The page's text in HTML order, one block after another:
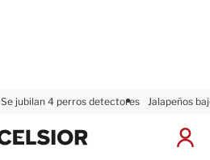
Se jubilan 4 perros detectores Jalapeños
I
x